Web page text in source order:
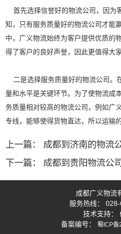
首先选择信誉好的物流公司，因为
知，只有服务质量好的物流公司才能
中，广义物流始终为客户提供优质的
得了客户的良好声誉，因此更值得大家
二是选择服务质量好的物流公司。
量和水平是关键环节。为了使物流成
务质量相对较高的物流公司，例如广
专线，能够使得货物直达，所以运输
上一篇： 成都到济南的物流
下一篇： 成都到贵阳物流公
成都广义物流
服务热线：
技术支持：
备案编号： 蜀ICP